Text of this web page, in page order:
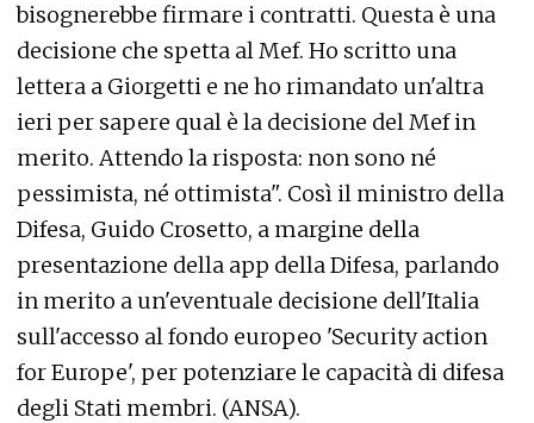
bisognerebbe firmare i contratti. Questa è una
decisione che spetta al Mef. Ho scritto una
lettera a Giorgetti e ne ho rimandato un'altra
ieri per sapere qual è la decisione del Mef in
merito. Attendo la risposta: non sono né
pessimista, né ottimista". Così il ministro della
Difesa, Guido Crosetto, a margine della
presentazione della app della Difesa, parlando
in merito a un'eventuale decisione dell'Italia
sull'accesso al fondo europeo 'Security action
for Europe', per potenziare le capacità di difesa
degli Stati membri. (ANSA).